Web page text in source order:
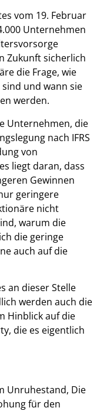
vom 19. Februar
Unternehmen
Zukunft sicherlich
die Frage, wie
und wann sie
werden.
Unternehmen, die
nach IFRS
von
liegt daran, dass
Gewinnen
geringere
nicht
warum die
die geringe
auch auf die
an dieser Stelle
werden auch die
Hinblick auf die
die es eigentlich
Unruhestand, Die
für den